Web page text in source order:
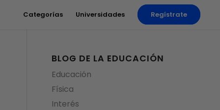
Categorías Universidades Regístrate
BLOG DE LA EDUCACIÓN
Educación
Física
Interés